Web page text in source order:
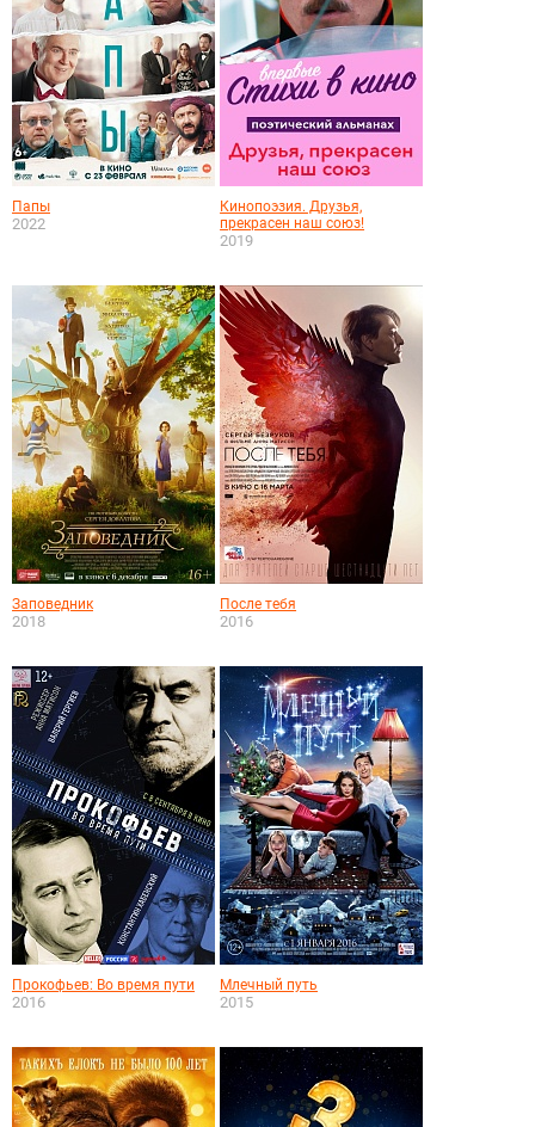
Папы
2022
Кинопоэзия. Друзья,
прекрасен наш союз!
2019
Заповедник
2018
После тебя
2016
Прокофьев: Во время пути
2016
Млечный путь
2015